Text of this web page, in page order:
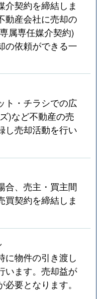
介契約を締結しま
動産会社に売却の
属専任媒介契約)
の依頼ができる一
ト・チラシでの広
)など不動産の売
し売却活動を行い
合、売主・買主間
買契約を締結しま
に物件の引き渡し
います。売却益が
要となります。